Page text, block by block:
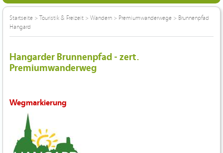
Startseite > Touristik & Freizeit > Wandern > Premiumwanderwege > Brunnenpfad
Hangard
Hangarder Brunnenpfad - zert.
Premiumwanderweg
Wegmarkierung